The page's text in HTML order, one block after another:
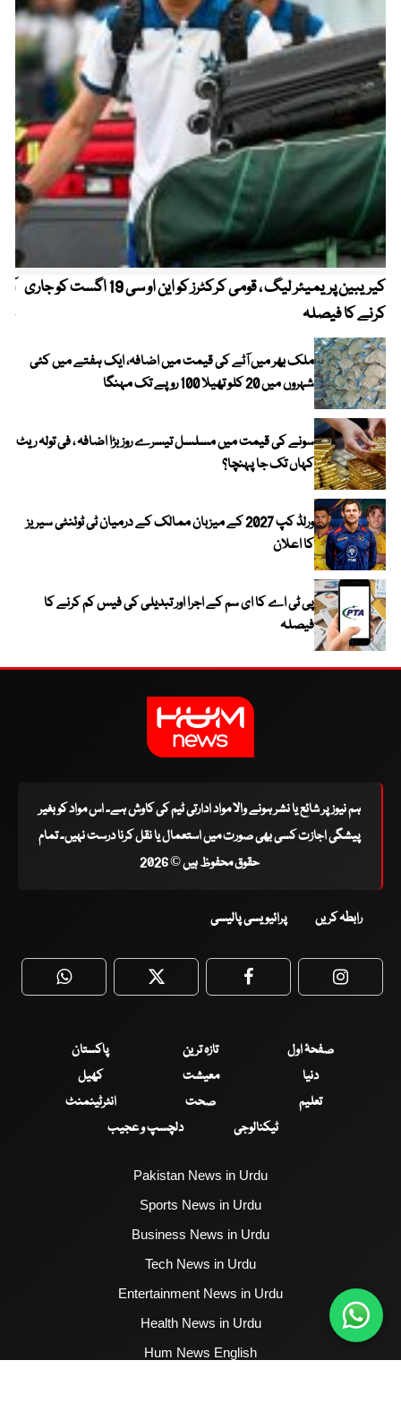
کیریبین پریمیئر لیگ ، قومی کرکٹرز کو این او سی 19 اگست کو جاری
کرنے کا فیصلہ
ملک بھر میں آٹے کی قیمت میں اضافہ، ایک ہفتے میں کئی
شہروں میں 20 کلو تھیلا 100 روپے تک مہنگا
سونے کی قیمت میں مسلسل تیسرے روز بڑا اضافہ ، فی تولہ ریٹ
کہاں تک جا پہنچا؟
ورلڈ کپ 2027 کے میزبان ممالک کے درمیان ٹی ٹوئنٹی سیریز
کا اعلان
پی ٹی اے کا ای سم کے اجرا اور تبدیلی کی فیس کم کرنے کا
فیصلہ
ہم نیوز پر شائع یا نشر ہونے والا مواد ادارتی ٹیم کی کاوش ہے۔ اس مواد کو بغیر
پیشگی اجازت کسی بھی صورت میں استعمال یا نقل کرنا درست نہیں۔ تمام
حقوق محفوظ ہیں © 2026
رابطہ کریں پرائیویسی پالیسی
WhatsApp Twitter Facebook
صفحۂ اول تازہ ترین
پاکستان
دنیا
معیشت
کھیل
تعلیم
صحت
انٹرٹینمنٹ
ٹیکنالوجی
دلچسپ و عجیب
Pakistan News in Urdu
Sports News in Urdu
Business News in Urdu
Tech News in Urdu
Entertainment News in Urdu
Health News in Urdu
Hum News English